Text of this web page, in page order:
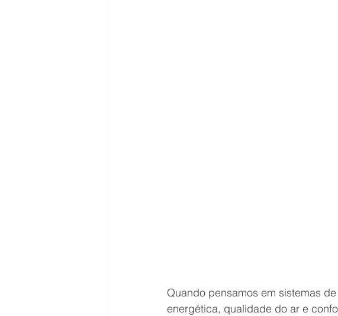
Quando pensamos em sistemas
energética, qualidade do ar e